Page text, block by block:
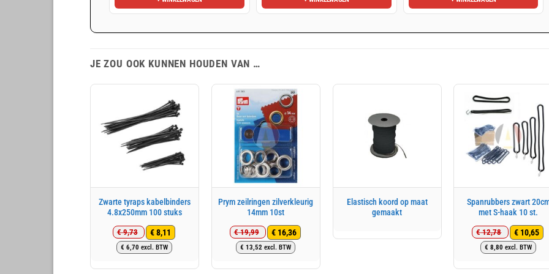
JE ZOU OOK KUNNEN HOUDEN VAN …
Zwarte tyraps kabelbinders
4.8x250mm 100 stuks
€9,73
Oorspronkelijke
prijs
€8,11
Huidige
prijs
€ 6,70 excl. BTW
Prym zeilringen zilverkleurig
14mm 10st
€19,99
Oorspronkelijke
prijs
€16,36
Huidige
prijs
€ 13,52 excl. BTW
Elastisch koord op maat
gemaakt
Spanrubbers zwart
met S-haak 10 st.
€12,78
prijs
€10,65
Huidige
prijs
€ 8,80 excl. BTW